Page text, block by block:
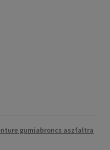
gumiabroncs aszfaltra